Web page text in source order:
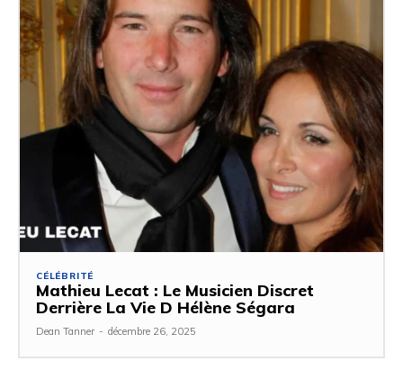
CÉLÉBRITÉ
Mathieu Lecat : Le Musicien Discret
Derrière La Vie D Hélène Ségara
Dean Tanner - décembre 26, 2025